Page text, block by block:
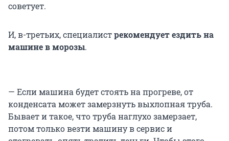
советует.
И, в-третьих, специалистрекомендует ездить на
машине в морозы.
— Если машина будет стоять на прогреве, от
конденсата может замерзнуть выхлопная труба.
Бывает и такое, что труба наглухо замерзает,
потом только везти машину в сервис и